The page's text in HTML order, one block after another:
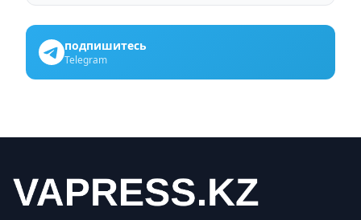
подпишитесь
Telegram